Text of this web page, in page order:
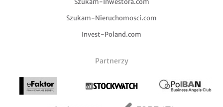
Szukam-Inwestora.com
Szukam-Nieruchomosci.com
Invest-Poland.com
Partnerzy